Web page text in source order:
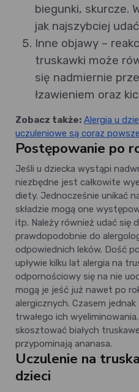
biegunki, skurcze.
jak najszybciej
Inne objawy –
truskawki może
się nadmiernie
łzawieniem oraz
Zobacz także: Alergia u
uczuleniowe są coraz
Postępowanie po
Jeśli u dziecka wystąpi
niezbędne jest całkowite
diety. Jednocześnie unikać
składzie mogą one
itp. Należy również udać się
prawdopodobnie do
odpowiednich leków. Dość
upływie kilku lat alergia na
odpornościowy się na nie
mogą je jeść już nawet po
alergicznych. Czasem
trwałego ich
skosztować białych
przypominają ananasa.
Uczulenie na
dzieci